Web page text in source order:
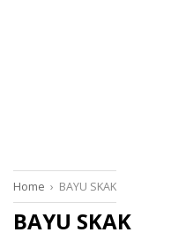
Home › BAYU SKAK
BAYU SKAK